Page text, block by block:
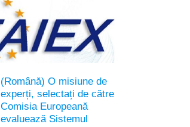
(Română) O misiune de
experți, selectați de către
Comisia Europeană
evaluează Sistemul